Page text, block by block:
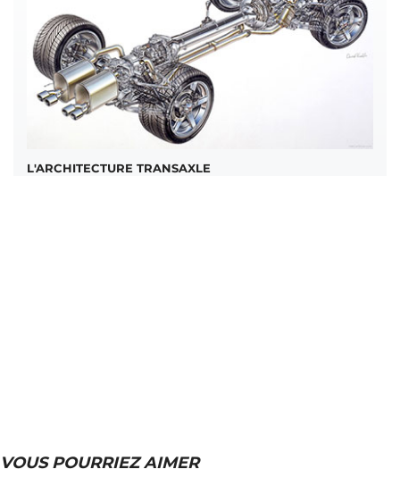
L'ARCHITECTURE TRANSAXLE
VOUS POURRIEZ AIMER